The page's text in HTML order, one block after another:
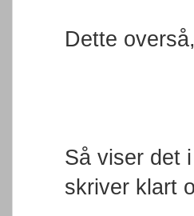
Dette
Så viser det
skriver klart